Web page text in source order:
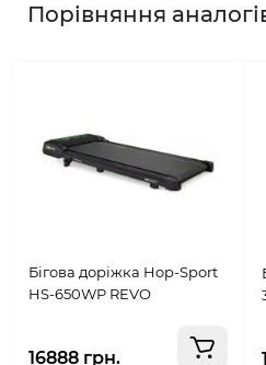
Порівняння
Бігова доріжка Hop-Sport
HS-650WP REVO
16888 грн.